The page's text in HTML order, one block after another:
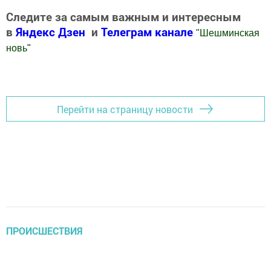
Следите за самым важным и интересным
в Яндекс Дзен и Телеграм канале " Шешминская
новь"
Перейти на страницу новости
ПРОИСШЕСТВИЯ